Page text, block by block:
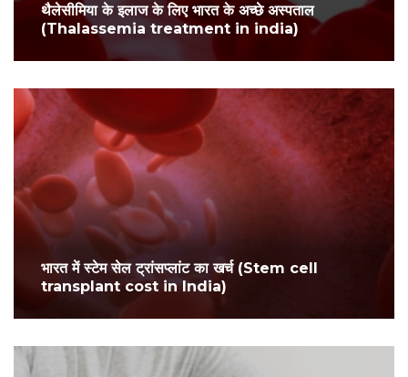
थैलेसीमिया के इलाज के लिए भारत के अच्छे अस्पताल
(Thalassemia treatment in india)
भारत में स्टेम सेल ट्रांसप्लांट का खर्च (Stem cell
transplant cost in India)